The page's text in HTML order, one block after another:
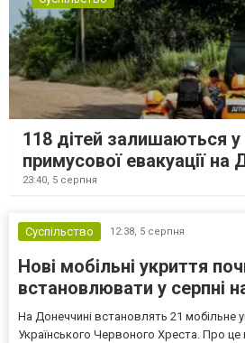
118 дітей залишаються у
примусової евакуації на
23:40, 5 серпня
Суспільство 12:38, 5 серпня
Нові мобільні укриття
встановлювати у серпні
На Донеччині встановлять 21 мобільне
Українського Червоного Хреста. Про це